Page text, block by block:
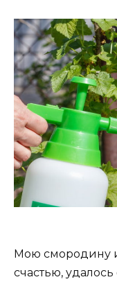
Мою смородину
счастью,